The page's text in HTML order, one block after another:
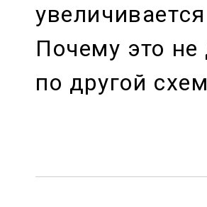
Почему это
по другой